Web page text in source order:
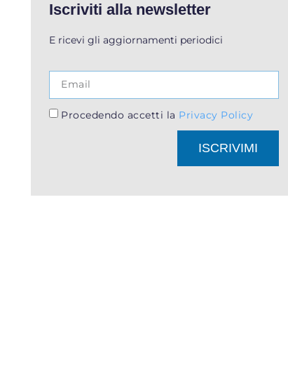
Iscriviti alla newsletter
E ricevi gli aggiornamenti periodici
Procedendo accetti la Privacy Policy
ISCRIVIMI